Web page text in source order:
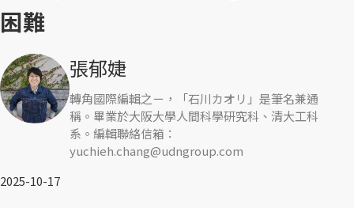
困難
張郁婕
轉角國際編輯之ㄧ，「石川カオリ」是筆名兼通
稱。畢業於大阪大學人間科學研究科、清大工科
系。編輯聯絡信箱：
yuchieh.chang@udngroup.com
2025-10-17